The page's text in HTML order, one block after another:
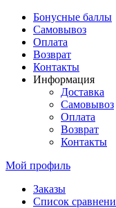
Бонусные баллы
Самовывоз
Оплата
Возврат
Контакты
Информация
Доставка
Самовывоз
Оплата
Возврат
Контакты
Мой профиль
Заказы
Список